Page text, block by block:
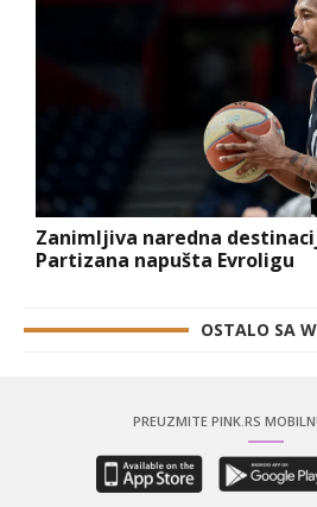
Zanimljiva naredna
Partizana napušta Evroligu
OSTALO SA
PREUZMITE PINK.RS